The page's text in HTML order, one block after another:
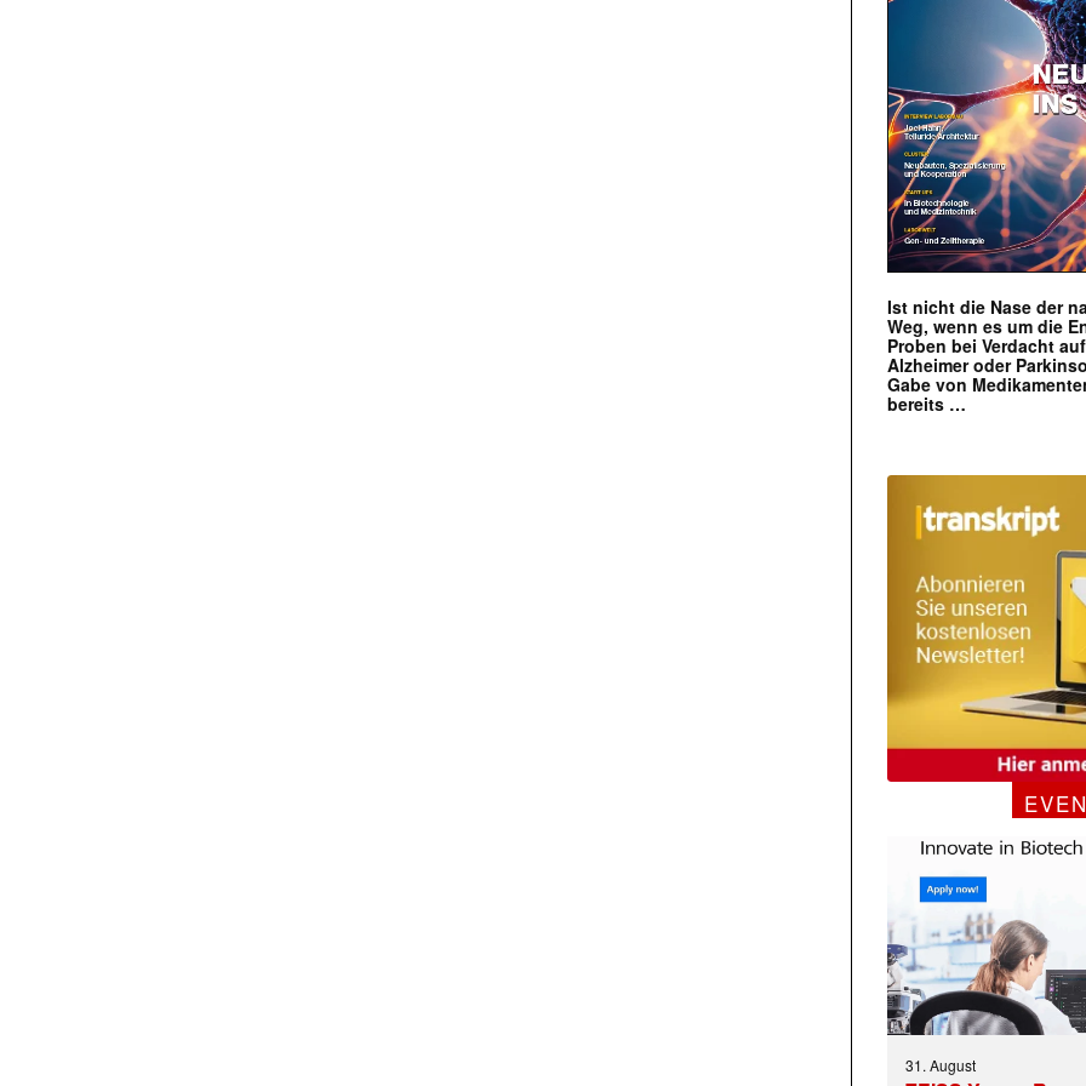
Ist nicht die Nase der
Weg, wenn es um die
Proben bei Verdacht
Alzheimer oder
Gabe von
bereits …
31. August